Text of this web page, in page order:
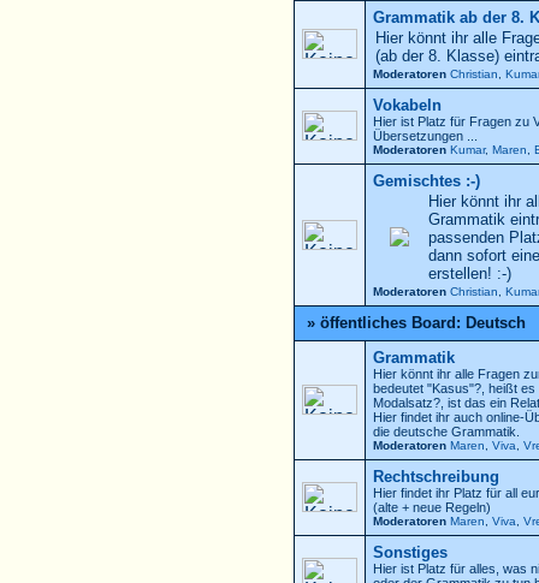
Grammatik ab der 8.
Hier könnt ihr alle
(ab der 8. Klasse)
Moderatoren Christian Kumar
Vokabeln
Hier ist Platz für Fragen zu
Übersetzungen ...
Moderatoren Kumar, Maren
Gemischtes :-)
Hier könnt ihr
Grammatik
passenden
dann sofort
erstellen! :-)
Moderatoren Christian Kumar
» öffentliches Board: Deutsch
Grammatik
Hier könnt ihr alle Fragen
bedeutet "Kasus"?, heißt
Modalsatz?, ist das ein
Hier findet ihr auch online-
die deutsche Grammatik.
Moderatoren Maren Viva
Rechtschreibung
Hier findet ihr Platz für all
(alte + neue Regeln)
Moderatoren Maren Viva
Sonstiges
Hier ist Platz für alles, was